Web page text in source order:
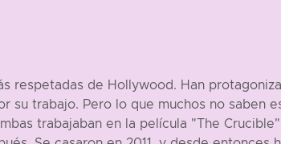
respetadas de Hollywood. Han
su trabajo. Pero lo que muchos no saben
trabajaban en la película "The